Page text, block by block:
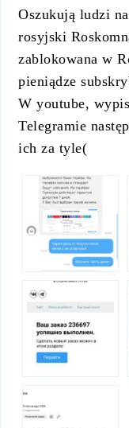
Oszukują ludzi
rosyjski
zablokowana w
pieniądze
W youtube,
Telegramie
ich za tyle(